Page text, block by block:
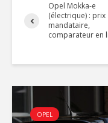
Opel Mokka-e
(électrique) : prix
mandataire,
comparateur en
OPEL